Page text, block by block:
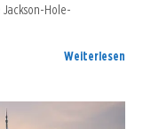
Hole-
Weiterlesen